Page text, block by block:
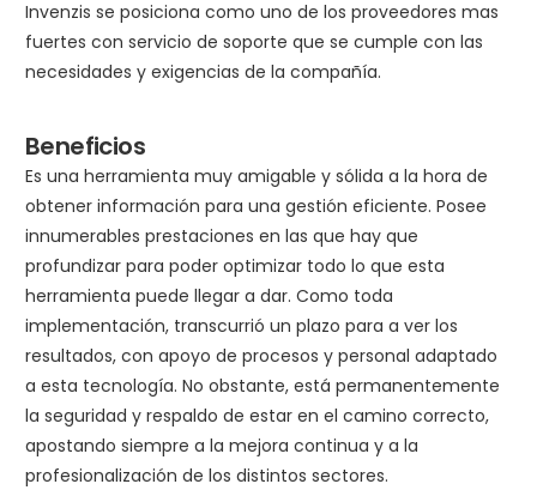
Invenzis se posiciona como uno de los proveedores mas
fuertes con servicio de soporte que se cumple con las
necesidades y exigencias de la compañía.
Beneficios
Es una herramienta muy amigable y sólida a la hora de
obtener información para una gestión eficiente. Posee
innumerables prestaciones en las que hay que
profundizar para poder optimizar todo lo que esta
herramienta puede llegar a dar. Como toda
implementación, transcurrió un plazo para a ver los
resultados, con apoyo de procesos y personal adaptado
a esta tecnología. No obstante, está permanentemente
la seguridad y respaldo de estar en el camino correcto,
apostando siempre a la mejora continua y a la
profesionalización de los distintos sectores.